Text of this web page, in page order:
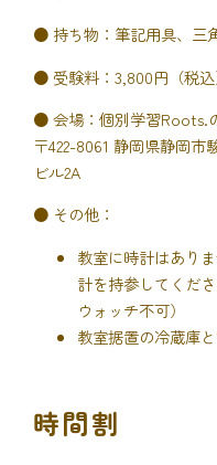
● 持ち物：筆記用具、三
● 受験料：3,800円（税
● 会場：個別学習Roots.
〒422-8061 静岡県静岡市
ビル2A
● その他：
教室に時計はあり
計を持参してくだ
ウォッチ不可）
教室据置の冷蔵庫
時間割